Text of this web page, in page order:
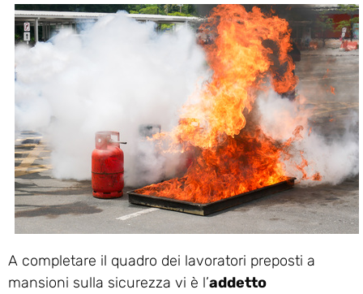
A completare il quadro dei lavoratori preposti a
mansioni sulla sicurezza vi è l’addetto